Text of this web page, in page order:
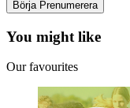
You might like
Our favourites